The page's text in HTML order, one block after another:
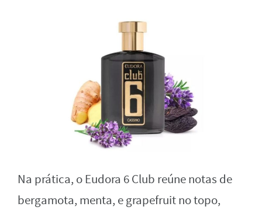
Na prática, o Eudora 6 Club reúne notas de
bergamota, menta, e grapefruit no topo,